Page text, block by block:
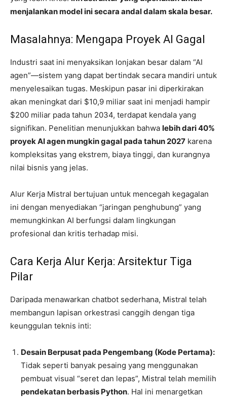
menjalankan model ini secara andal dalam skala besar.
Masalahnya: Mengapa Proyek AI Gagal
Industri saat ini menyaksikan lonjakan besar dalam “AI
agen”—sistem yang dapat bertindak secara mandiri untuk
menyelesaikan tugas. Meskipun pasar ini diperkirakan
akan meningkat dari $10,9 miliar saat ini menjadi hampir
$200 miliar pada tahun 2034, terdapat kendala yang
signifikan. Penelitian menunjukkan bahwa lebih dari 40%
proyek AI agen mungkin gagal pada tahun 2027 karena
kompleksitas yang ekstrem, biaya tinggi, dan kurangnya
nilai bisnis yang jelas.
Alur Kerja Mistral bertujuan untuk mencegah kegagalan
ini dengan menyediakan “jaringan penghubung” yang
memungkinkan AI berfungsi dalam lingkungan
profesional dan kritis terhadap misi.
Cara Kerja Alur Kerja: Arsitektur Tiga
Pilar
Daripada menawarkan chatbot sederhana, Mistral telah
membangun lapisan orkestrasi canggih dengan tiga
keunggulan teknis inti:
Desain Berpusat pada Pengembang (Kode Pertama):
Tidak seperti banyak pesaing yang menggunakan
pembuat visual “seret dan lepas”, Mistral telah memilih
pendekatan berbasis Python. Hal ini menargetkan